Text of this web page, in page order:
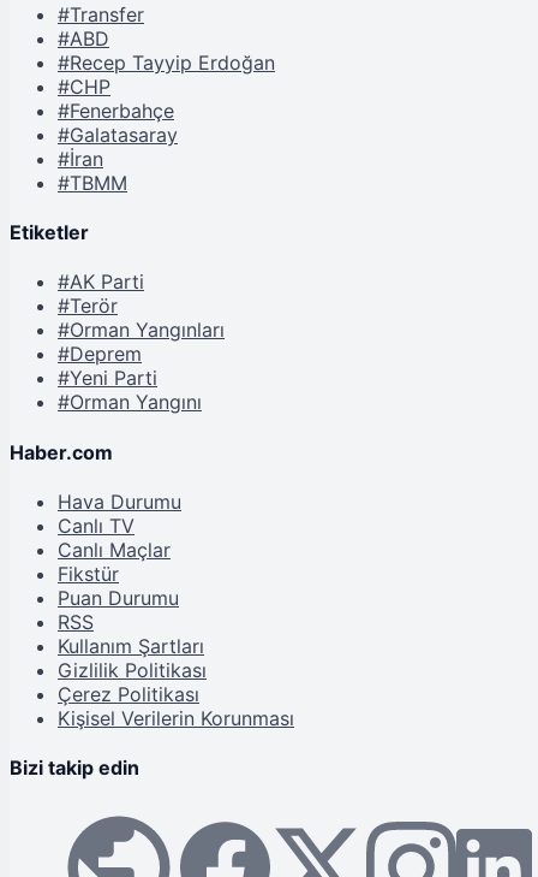
#Transfer
#ABD
#Recep Tayyip Erdoğan
#CHP
#Fenerbahçe
#Galatasaray
#İran
#TBMM
Etiketler
#AK Parti
#Terör
#Orman Yangınları
#Deprem
#Yeni Parti
#Orman Yangını
Haber.com
Hava Durumu
Canlı TV
Canlı Maçlar
Fikstür
Puan Durumu
RSS
Kullanım Şartları
Gizlilik Politikası
Çerez Politikası
Kişisel Verilerin Korunması
Bizi takip edin